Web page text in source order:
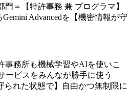
門＝【特許事務 兼 プログラマ】
Advancedを【機密情報が守
事務所も機械学習やAIを使いこ
ビスをみんなが勝手に使う
られた状態で】自由かつ無制限に